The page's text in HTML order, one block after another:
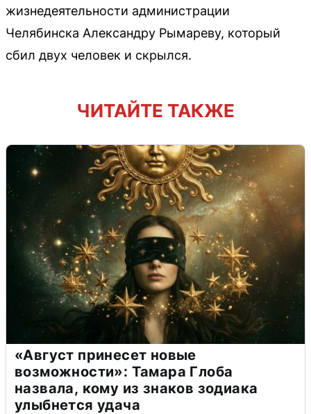
жизнедеятельности администрации
Челябинска Александру Рымареву, который
сбил двух человек и скрылся.
ЧИТАЙТЕ ТАКЖЕ
«Август принесет новые
возможности»: Тамара Глоба
назвала, кому из знаков зодиака
улыбнется удача